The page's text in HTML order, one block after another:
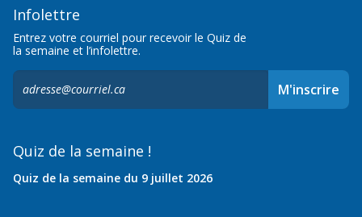
Infolettre
Entrez votre courriel pour recevoir le Quiz de
la semaine et l’infolettre.
S'inscrire
M'inscrire
Quiz de la semaine !
Quiz de la semaine du 9 juillet 2026